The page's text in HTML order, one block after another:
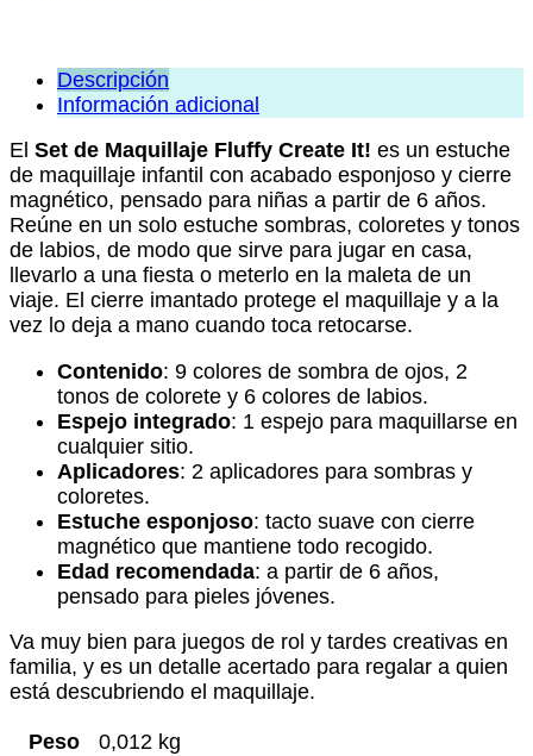
Descripción
Información adicional
El Set de Maquillaje Fluffy Create It! es un estuche
de maquillaje infantil con acabado esponjoso y cierre
magnético, pensado para niñas a partir de 6 años.
Reúne en un solo estuche sombras, coloretes y tonos
de labios, de modo que sirve para jugar en casa,
llevarlo a una fiesta o meterlo en la maleta de un
viaje. El cierre imantado protege el maquillaje y a la
vez lo deja a mano cuando toca retocarse.
Contenido: 9 colores de sombra de ojos, 2
tonos de colorete y 6 colores de labios.
Espejo integrado: 1 espejo para maquillarse en
cualquier sitio.
Aplicadores: 2 aplicadores para sombras y
coloretes.
Estuche esponjoso: tacto suave con cierre
magnético que mantiene todo recogido.
Edad recomendada: a partir de 6 años,
pensado para pieles jóvenes.
Va muy bien para juegos de rol y tardes creativas en
familia, y es un detalle acertado para regalar a quien
está descubriendo el maquillaje.
Peso 0,012 kg